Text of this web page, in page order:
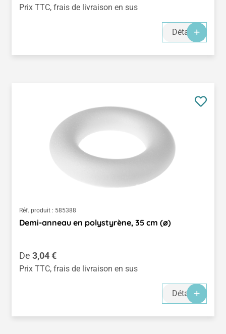
Prix TTC, frais de livraison en sus
Détails
Réf. produit : 585388
Demi-anneau en polystyrène, 35 cm (ø)
Prix régulier :
De 3,04 €
Prix TTC, frais de livraison en sus
Détails